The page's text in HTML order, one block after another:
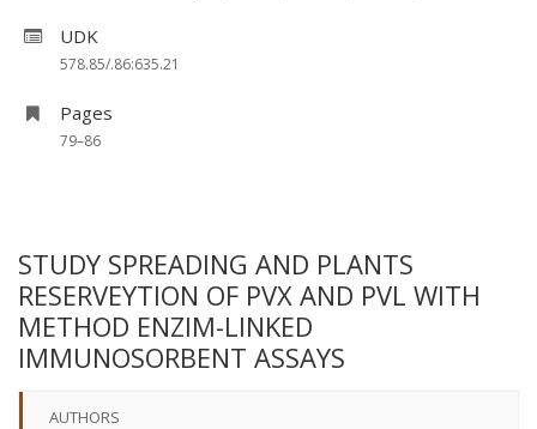
UDK
578.85/.86:635.21
Pages
79–86
STUDY SPREADING AND PLANTS
RESERVEYTION OF PVX AND PVL WITH
METHOD ENZIM-LINKED
IMMUNOSORBENT ASSAYS
AUTHORS